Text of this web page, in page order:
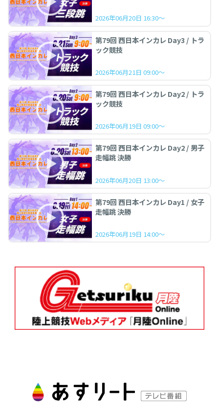
2026年06月20日 16:30～
第79回 西日本インカレ Day3 / トラ
ック競技
2026年06月21日 09:00～
第79回 西日本インカレ Day2 / トラ
ック競技
2026年06月19日 09:00～
第79回 西日本インカレ Day2 / 男子
走幅跳 決勝
2026年06月20日 13:00～
第79回 西日本インカレ Day1 / 女子
走幅跳 決勝
2026年06月19日 14:00～